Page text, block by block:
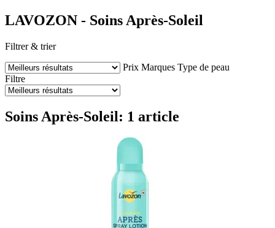
LAVOZON - Soins Après-Soleil
Filtrer & trier
Prix Marques Type de peau
Filtre
Soins Après-Soleil: 1 article